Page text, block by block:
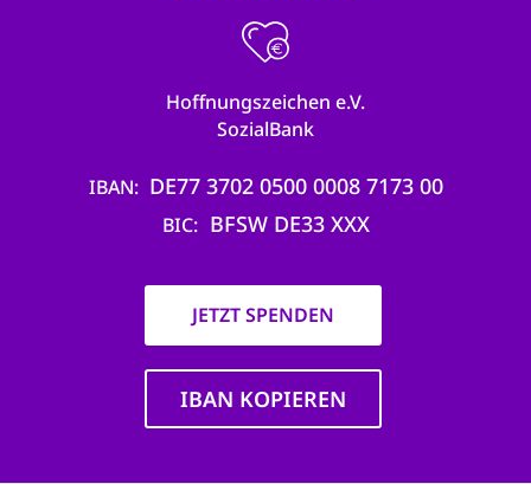
Hoffnungszeichen e.V.
SozialBank
IBAN DE77 3702 0500 0008 7173 00
BIC BFSW DE33 XXX
JETZT SPENDEN
IBAN KOPIEREN